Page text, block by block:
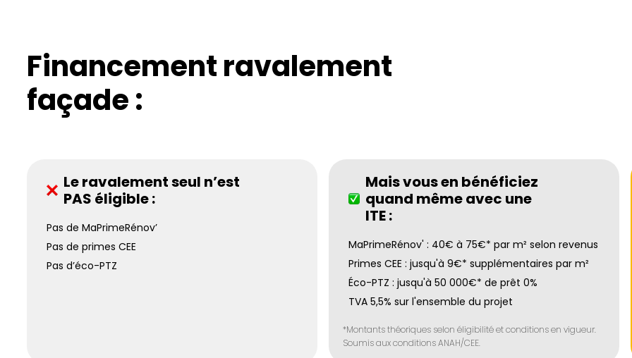
Financement ravalement
façade :
Le ravalement seul n’est
PAS éligible :
Pas de MaPrimeRénov’
Pas de primes CEE
Pas d’éco-PTZ
Mais vous en bénéficiez
quand même avec une
ITE :
MaPrimeRénov' : 40€ à 75€* par m² selon revenus
Primes CEE : jusqu'à 9€* supplémentaires par m²
Éco-PTZ : jusqu'à 50 000€* de prêt 0%
TVA 5,5% sur l'ensemble du projet
*Montants théoriques selon éligibilité et conditions en vigueur.
Soumis aux conditions ANAH/CEE.